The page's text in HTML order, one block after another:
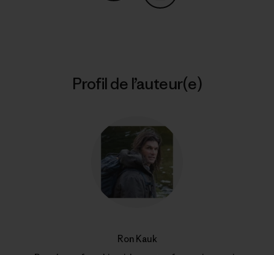
Partager sur Copy Link
Profil de l’auteur(e)
Ron Kauk